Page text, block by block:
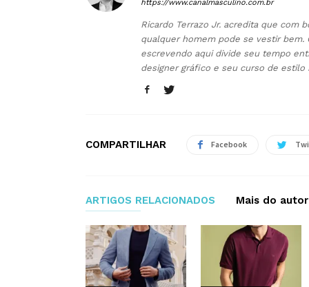
https://www.canalmasculino.com.br
Ricardo Terrazo Jr. acredita que com
qualquer homem pode se vestir bem.
escrevendo aqui divide seu tempo
designer gráfico e seu curso de estilo
COMPARTILHAR Facebook
ARTIGOS RELACIONADOS Mais do autor